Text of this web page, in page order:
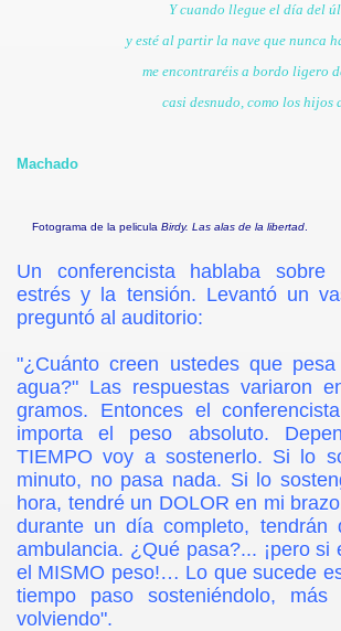
Y cuando llegue el día del
y esté al partir la nave que nunca ha
me encontraréis a bordo ligero de
casi desnudo, como los hijos de
Machado
Fotograma de la pelicula Birdy. Las alas de la libertad
Un conferencista hablaba sobre
estrés y la tensión. Levantó un
preguntó al auditorio:
"¿Cuánto creen ustedes que
agua?" Las respuestas variaron
gramos. Entonces el
importa el peso absoluto.
TIEMPO voy a sostenerlo. Si lo
minuto, no pasa nada. Si lo
hora, tendré un DOLOR en mi
durante un día completo, tendrán
ambulancia. ¿Qué pasa?... ¡pero si
el MISMO peso!… Lo que sucede
tiempo paso sosteniéndolo,
volviendo".